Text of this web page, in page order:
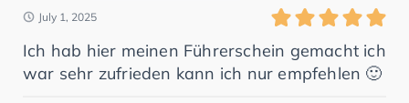
July 1, 2025
Ich hab hier meinen Führerschein gemacht ich
war sehr zufrieden kann ich nur empfehlen 🙂